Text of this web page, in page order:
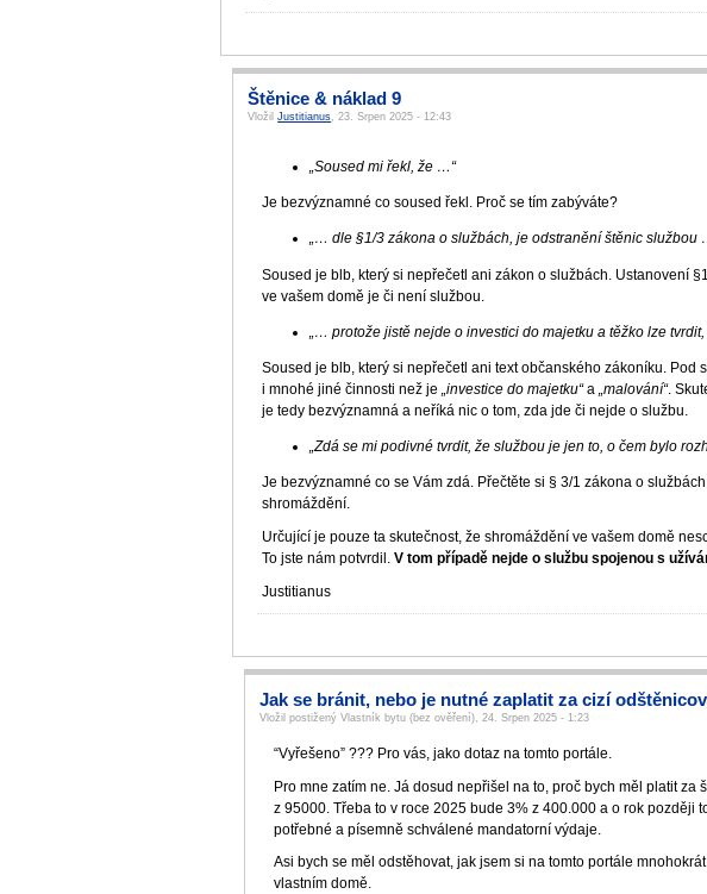
Štěnice & náklad 9
VložilJustitianus , 23. Srpen 2025 - 12:43
„Soused mi řekl, že …“
Je bezvýznamné co soused řekl. Proč se tím zabýváte?
„… dle §1/3 zákona o službách, je odstranění štěnic službou
Soused je blb, který si nepřečetl ani zákon o službách. Ustanovení
ve vašem domě je či není službou.
„… protože jistě nejde o investici do majetku a těžko lze
Soused je blb, který si nepřečetl ani text občanského zákoníku.
i mnohé jiné činnosti než je„investice do majetku“a„malování“.
je tedy bezvýznamná a neříká nic o tom, zda jde či nejde o službu.
„Zdá se mi podivné tvrdit, že službou je jen to, o čem bylo
Je bezvýznamné co se Vám zdá. Přečtěte si § 3/1 zákona o
shromáždění.
Určující je pouze ta skutečnost, že shromáždění ve vašem domě
To jste nám potvrdil.V tom případě nejde o službu spojenou s
Justitianus
Jak se bránit, nebo je nutné zaplatit za cizí
Vložil postižený Vlastník bytu (bez ověření), 24. Srpen 2025 - 1:23
“Vyřešeno” ??? Pro vás, jako dotaz na tomto portále.
Pro mne zatím ne. Já dosud nepřišel na to, proč bych měl platit
z 95000. Třeba to v roce 2025 bude 3% z 400.000 a o rok později
potřebné a písemně schválené mandatorní výdaje.
Asi bych se měl odstěhovat, jak jsem si na tomto portále
vlastním domě.